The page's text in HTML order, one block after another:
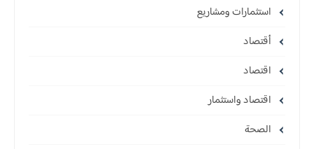
استثمارات ومشاريع
أقتصاد
اقتصاد
اقتصاد واستثمار
الصحة